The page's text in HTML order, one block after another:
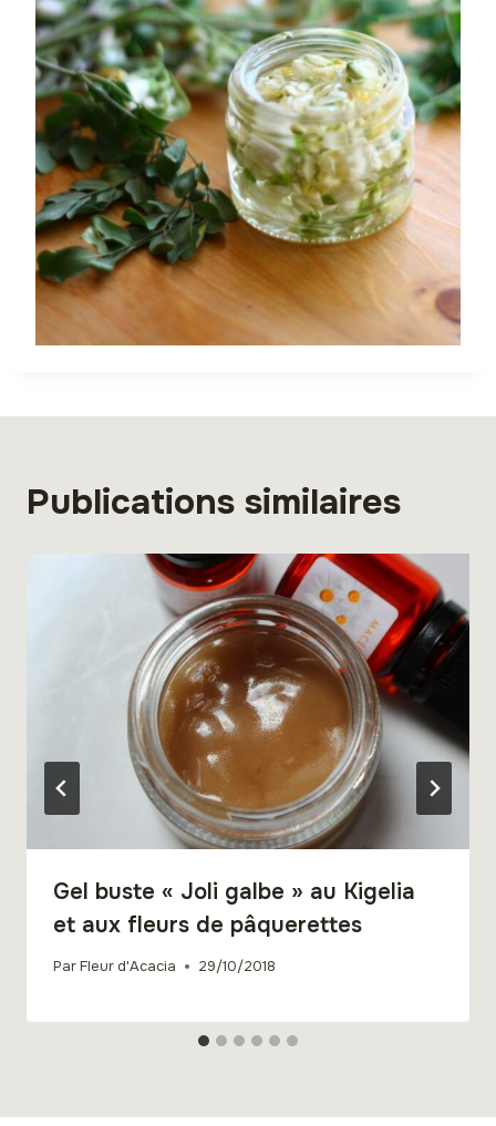
Publications similaires
Gel buste « Joli galbe » au Kigelia
et aux fleurs de pâquerettes
ParFleur d'Acacia 29/10/2018